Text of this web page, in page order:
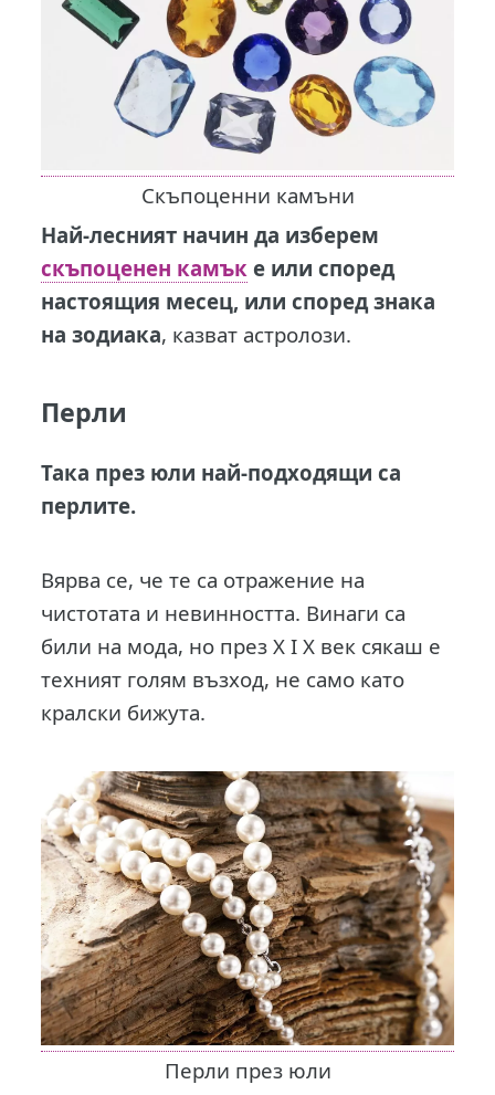
Скъпоценни камъни
Най-лесният начин да изберем
скъпоценен камък е или според
настоящия месец, или според знака
на зодиака, казват астролози.
Перли
Така през юли най-подходящи са
перлите.
Вярва се, че те са отражение на
чистотата и невинността. Винаги са
били на мода, но през Х I X век сякаш е
техният голям възход, не само като
кралски бижута.
Перли през юли